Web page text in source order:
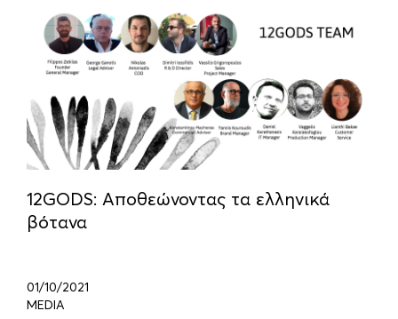
12GODS: Αποθεώνοντας τα ελληνικά
βότανα
01/10/2021
MEDIA